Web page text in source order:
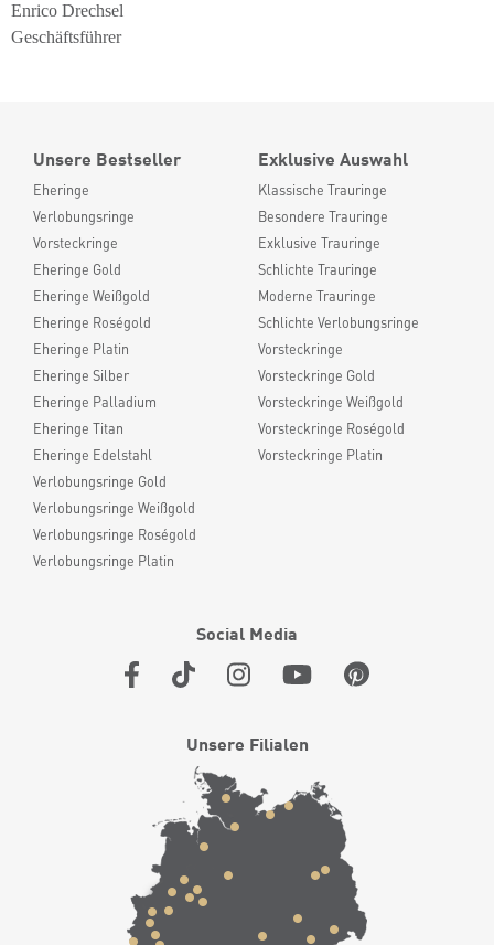
Enrico Drechsel
Geschäftsführer
Unsere Bestseller
Eheringe
Verlobungsringe
Vorsteckringe
Eheringe Gold
Eheringe Weißgold
Eheringe Roségold
Eheringe Platin
Eheringe Silber
Eheringe Palladium
Eheringe Titan
Eheringe Edelstahl
Verlobungsringe Gold
Verlobungsringe Weißgold
Verlobungsringe Roségold
Verlobungsringe Platin
Exklusive Auswahl
Klassische Trauringe
Besondere Trauringe
Exklusive Trauringe
Schlichte Trauringe
Moderne Trauringe
Schlichte Verlobungsringe
Vorsteckringe
Vorsteckringe Gold
Vorsteckringe Weißgold
Vorsteckringe Roségold
Vorsteckringe Platin
Social Media
Unsere Filialen